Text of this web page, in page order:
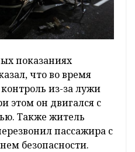
показаниях
что во время
из-за лужи
этом он двигался с
Также житель
пассажира с
безопасности.